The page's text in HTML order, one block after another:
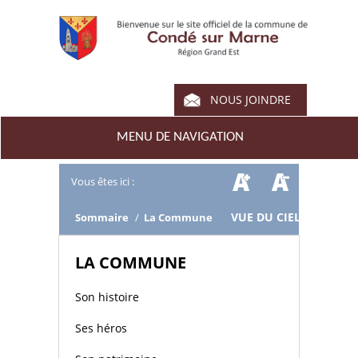
NOUS JOINDRE
MENU DE NAVIGATION
Vous êtes ici :
Sommaire / La Commune VUE DU CIEL
LA COMMUNE
Son histoire
Ses héros